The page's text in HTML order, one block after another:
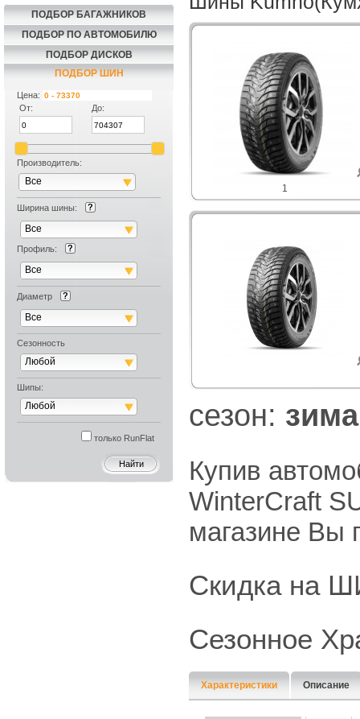
ПОДБОР БАГАЖНИКОВ
ПОДБОР ПО АВТОМОБИЛЮ
ПОДБОР ДИСКОВ
ПОДБОР ШИН
Цена:
От:
До:
Производитель:
Все
Ширина шины:
Все
Профиль:
Все
Диаметр
Все
Сезонность
Любой
Шипы:
Любой
только RunFlat
1
cезон: зима
Купив
WinterCraft
магазине Вы
Скидка на
Сезонное
Характеристики Описание